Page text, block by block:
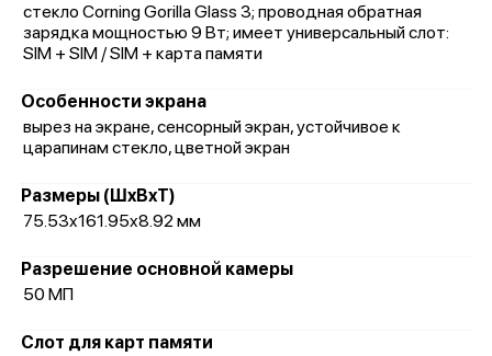
стекло Corning Gorilla Glass 3; проводная обратная
зарядка мощностью 9 Вт; имеет универсальный слот:
SIM + SIM / SIM + карта памяти
Особенности экрана
вырез на экране, сенсорный экран, устойчивое к
царапинам стекло, цветной экран
Размеры (ШxВxТ)
75.53x161.95x8.92 мм
Разрешение основной камеры
50 МП
Слот для карт памяти